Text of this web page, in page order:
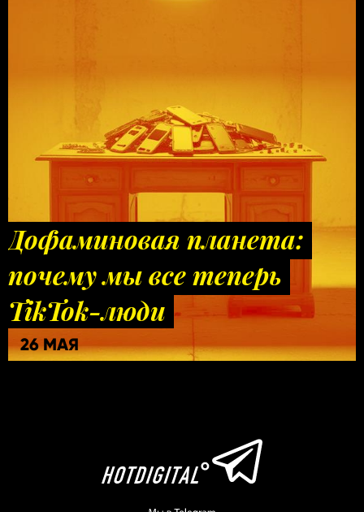
Дофаминовая планета:
почему мы все теперь
TikTok-люди
26 МАЯ